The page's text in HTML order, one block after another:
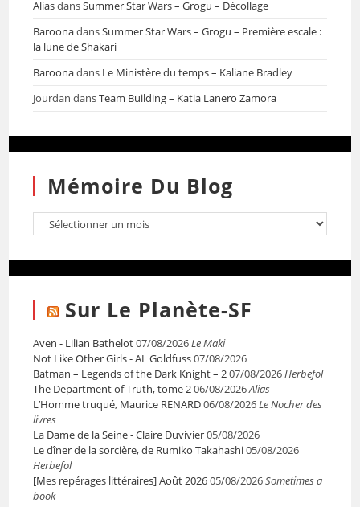
AliasdansSummer Star Wars – Grogu – Décollage
BaroonadansSummer Star Wars – Grogu – Première escale :
la lune de Shakari
Baroonadans Le Ministère du temps – Kaliane Bradley
Jourdan dansTeam Building – Katia Lanero Zamora
Mémoire Du Blog
Sur Le Planète-SF
Aven - Lilian Bathelot07/08/2026Le Maki
Not Like Other Girls - AL Goldfuss07/08/2026
Batman – Legends of the Dark Knight – 207/08/2026Herbefol
The Department of Truth, tome 206/08/2026Alias
L’Homme truqué, Maurice RENARD06/08/2026Le Nocher des
livres
La Dame de la Seine - Claire Duvivier05/08/2026
Le dîner de la sorcière, de Rumiko Takahashi05/08/2026
Herbefol
[Mes repérages littéraires] Août 202605/08/2026Sometimes a
book